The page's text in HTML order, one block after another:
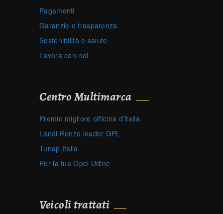
Pagamenti
Garanzie e trasparenza
Sostenibilità e salute
Lavora con noi
Centro Multimarca
Premio migliore officina d’italia
Landi Renzo leader GPL
Tunap Italia
Per la tua Opel Udine
Veicoli trattati